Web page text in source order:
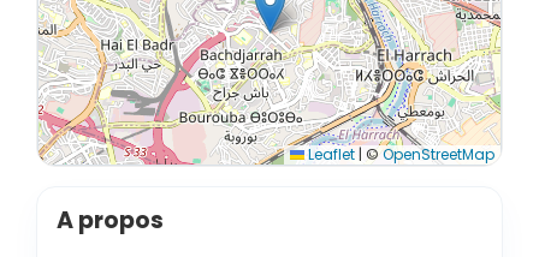
Leaflet | ©OpenStreetMap
A propos